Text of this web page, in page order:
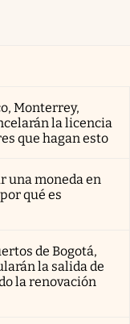
Monterrey,
la licencia
que hagan esto
una moneda en
qué es
de Bogotá,
la salida de
la renovación